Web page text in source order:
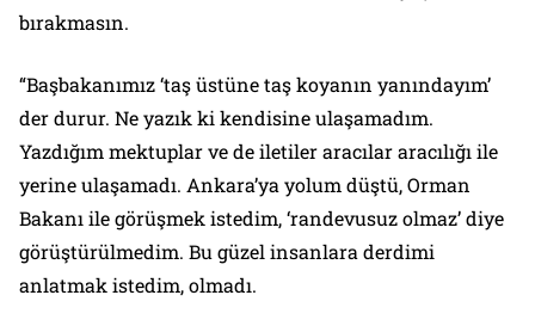
bırakmasın.
“Başbakanımız ‘taş üstüne taş koyanın yanındayım’
der durur. Ne yazık ki kendisine ulaşamadım.
Yazdığım mektuplar ve de iletiler aracılar aracılığı ile
yerine ulaşamadı. Ankara’ya yolum düştü, Orman
Bakanı ile görüşmek istedim, ‘randevusuz olmaz’ diye
görüştürülmedim. Bu güzel insanlara derdimi
anlatmak istedim, olmadı.